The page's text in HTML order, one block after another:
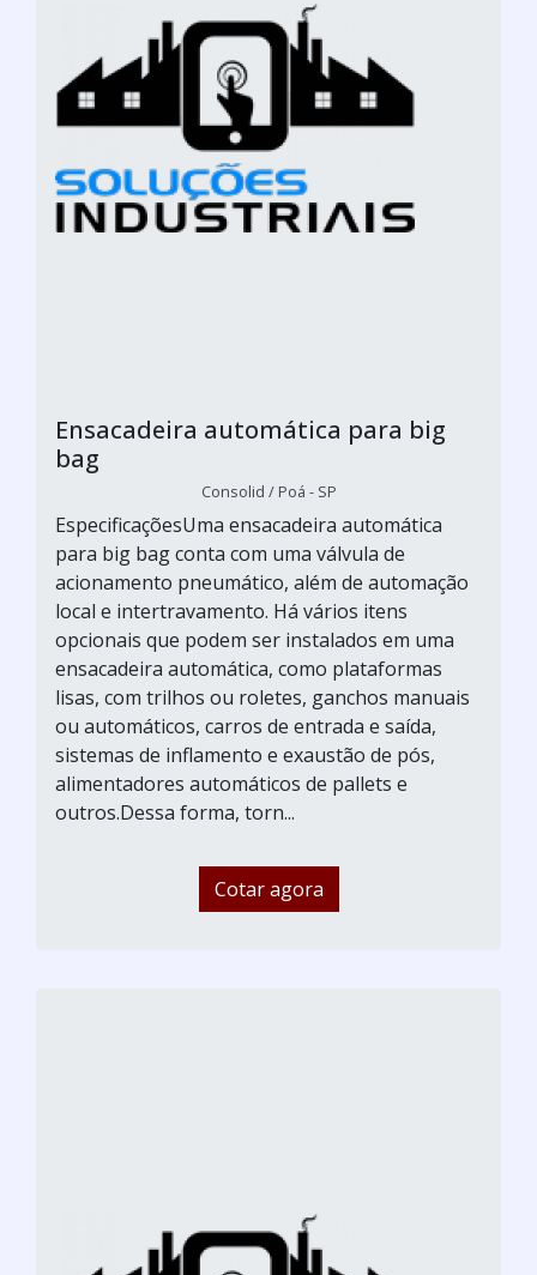
Ensacadeira automática para big
bag
Consolid / Poá - SP
EspecificaçõesUma ensacadeira automática
para big bag conta com uma válvula de
acionamento pneumático, além de automação
local e intertravamento. Há vários itens
opcionais que podem ser instalados em uma
ensacadeira automática, como plataformas
lisas, com trilhos ou roletes, ganchos manuais
ou automáticos, carros de entrada e saída,
sistemas de inflamento e exaustão de pós,
alimentadores automáticos de pallets e
outros.Dessa forma, torn...
Cotar agora